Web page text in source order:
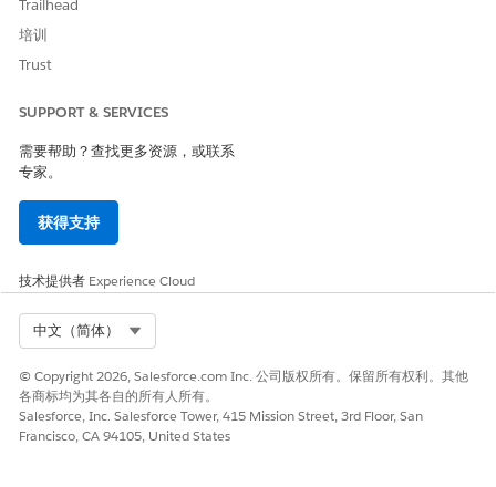
Trailhead
培训
Trust
SUPPORT & SERVICES
需要帮助？查找更多资源，或联系
专家。
获得支持
技术提供者 Experience Cloud
中文（简体）
© Copyright 2026, Salesforce.com Inc. 公司版权所有。保留所有权利。其他
各商标均为其各自的所有人所有。
Salesforce, Inc. Salesforce Tower, 415 Mission Street, 3rd Floor, San
Francisco, CA 94105, United States